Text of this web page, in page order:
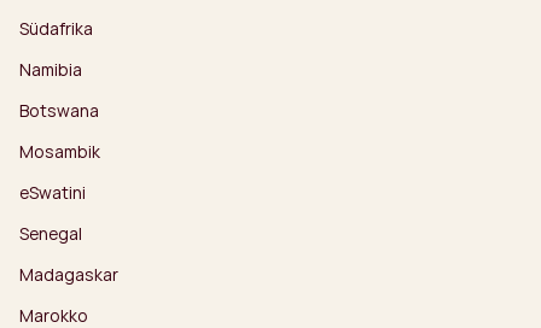
Südafrika
Namibia
Botswana
Mosambik
eSwatini
Senegal
Madagaskar
Marokko